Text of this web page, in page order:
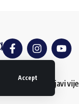
Accept
Kontakt Dojavi